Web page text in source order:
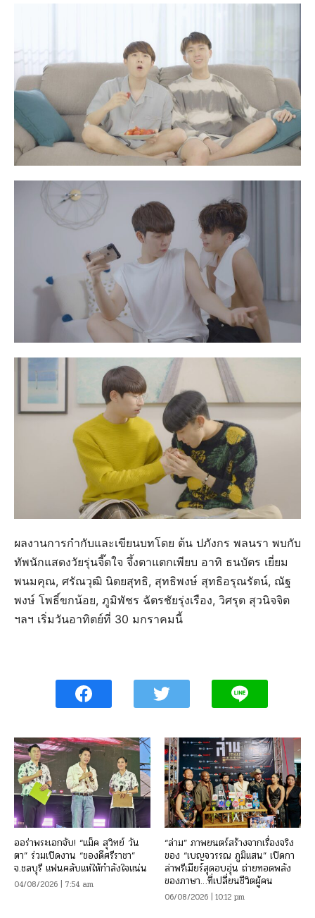
ผลงานการกำกับและเขียนบทโดย ต้น ปภังกร พลนรา พบกับ
ทัพนักแสดงวัยรุ่นจี๊ดใจ จึ้งตาแตกเพียบ อาทิ ธนบัตร เยี่ยม
พนมคุณ, ศรัณวุฒิ นิตยสุทธิ, สุทธิพงษ์ สุทธิอรุณรัตน์, ณัฐ
พงษ์ โพธิ์ขกน้อย, ภูมิพัชร ฉัตรชัยรุ่งเรือง, วิศรุต สุวนิจจิต
ฯลฯ เริ่มวันอาทิตย์ที่ 30 มกราคมนี้
ออร่าพระเอกจับ! “แม็ค สุวิทย์ วัน
ตา” ร่วมเปิดงาน “ของดีศรีราชา”
จ.ชลบุรี แฟนคลับแห่ให้กำลังใจแน่น
04/08/2026 | 7:54 am
“ล่าม” ภาพยนตร์สร้างจากเรื่องจริง
ของ “เบญจวรรณ ภูมิแสน” เปิดกา
ล่าพรีเมียร์สุดอบอุ่น ถ่ายทอดพลัง
ของภาษา…ที่เปลี่ยนชีวิตผู้คน
06/08/2026 | 10:12 pm